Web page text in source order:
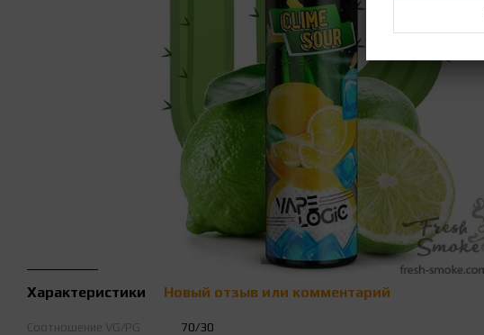
Характеристики Новый отзыв или комментарий
Соотношение VG/PG
70/30